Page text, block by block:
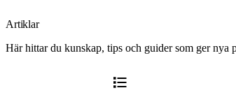
Artiklar
Här hittar du kunskap, tips och guider som ger nya